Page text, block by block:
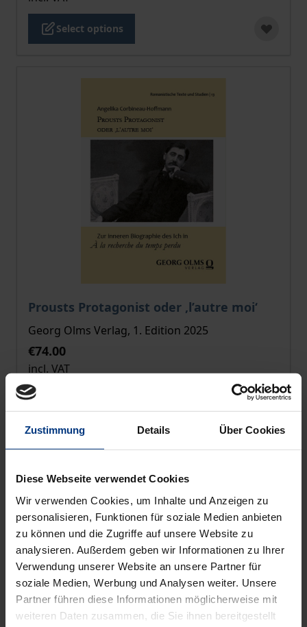
Zustimmung Details Über Cookies
Diese Webseite verwendet Cookies
Wir verwenden Cookies, um Inhalte und Anzeigen zu
personalisieren, Funktionen für soziale Medien anbieten
zu können und die Zugriffe auf unsere Website zu
analysieren. Außerdem geben wir Informationen zu Ihrer
Verwendung unserer Website an unsere Partner für
soziale Medien, Werbung und Analysen weiter. Unsere
Partner führen diese Informationen möglicherweise mit
weiteren Daten zusammen, die Sie ihnen bereitgestellt
Select options
Prousts Protagonist oder ‚l’autre moi‘
The price depends on the options chosen on the
Georg Olms Verlag, 1. Edition 2025
€74.00
incl. VAT